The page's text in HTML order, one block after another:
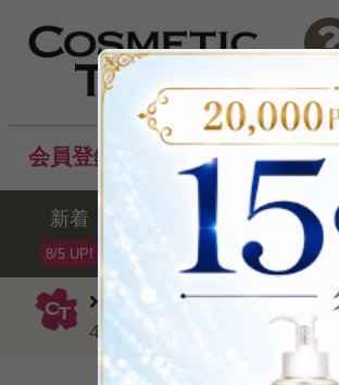
イソップ クレンジン
45200ml
問い
会員登録後のお買い物でポイン
新着
8/5 UP!
セール ラ